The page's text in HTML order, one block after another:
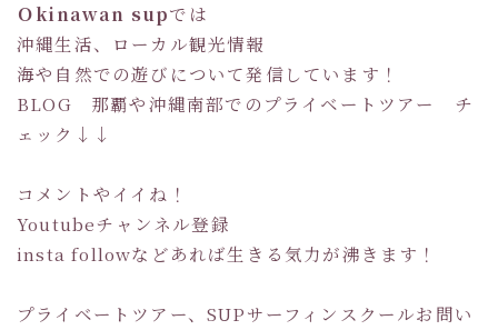
Ｏkinawan supでは
沖縄生活、ローカル観光情報
海や自然での遊びについて発信しています！
BLOG 那覇や沖縄南部でのプライベートツアー チ
ェック↓↓
コメントやイイね！
Youtubeチャンネル登録
insta followなどあれば生きる気力が沸きます！
プライベートツアー、SUPサーフィンスクールお問い